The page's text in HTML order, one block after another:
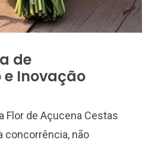
de
Inovação
Flor de Açucena Cestas
concorrência, não